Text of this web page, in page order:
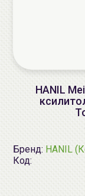
HANIL
Бренд: HANIL
Код: